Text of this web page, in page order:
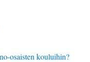
osaisten kouluihin?